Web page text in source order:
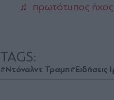
♬ πρωτότυπος
TAGS:
#Ντόναλντ Τραμπ#Ειδήσεις